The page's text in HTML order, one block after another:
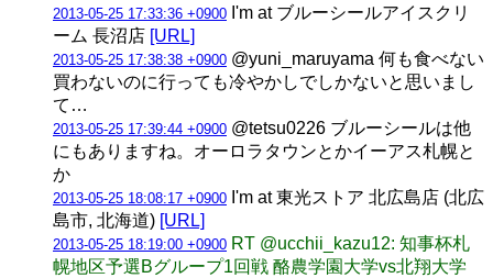
2013-05-25 17:33:36 +0900 I'm at ブルーシールアイスクリ
ーム 長沼店 [URL]
2013-05-25 17:38:38 +0900 @yuni_maruyama 何も食べない
買わないのに行っても冷やかしでしかないと思いまし
て…
2013-05-25 17:39:44 +0900 @tetsu0226 ブルーシールは他
にもありますね。オーロラタウンとかイーアス札幌と
か
2013-05-25 18:08:17 +0900 I'm at 東光ストア 北広島店 (北広
島市, 北海道) [URL]
2013-05-25 18:19:00 +0900 RT @ucchii_kazu12: 知事杯札
幌地区予選Bグループ1回戦 酪農学園大学vs北翔大学